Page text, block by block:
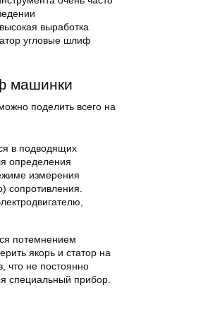
выработка
угловые шлиф
машинки
поделить всего на
в подводящих
определения
измерения
сопротивления.
потемнением
якорь и статор на
что не постоянно
специальный прибор.